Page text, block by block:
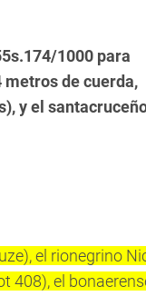
1000 para
de cuerda,
y el
el rionegrino
408), el